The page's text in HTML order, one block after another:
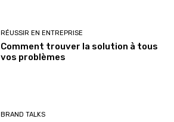
RÉUSSIR EN ENTREPRISE
Comment trouver la solution à tous
vos problèmes
BRAND TALKS